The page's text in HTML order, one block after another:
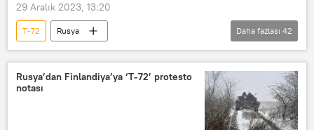
Aleksey Leonkov
29 Aralık 2023, 13:20
T-72
Rusya
Rusya Savunma Bakanlığı
Rus silahları
T-90 tankı
Abrams tankı
Daha fazlası 42
Rusya’dan Finlandiya’ya ‘T-72’ protesto
notası